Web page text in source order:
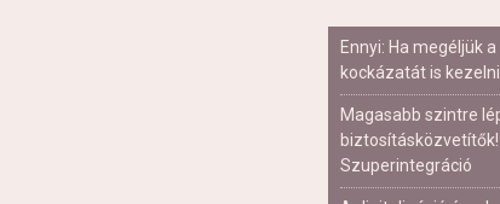
Ennyi: Ha megéljük
kockázatát is kezelni
Magasabb szintre
biztosításközvetítők!
Szuperintegráció